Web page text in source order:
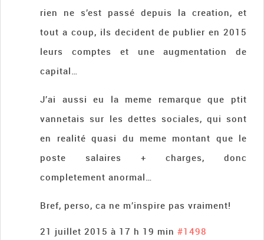
rien ne s’est passé depuis la creation, et
tout a coup, ils decident de publier en 2015
leurs comptes et une augmentation de
capital…
J’ai aussi eu la meme remarque que ptit
vannetais sur les dettes sociales, qui sont
en realité quasi du meme montant que le
poste salaires + charges, donc
completement anormal…
Bref, perso, ca ne m’inspire pas vraiment!
21 juillet 2015 à 17 h 19 min #1498